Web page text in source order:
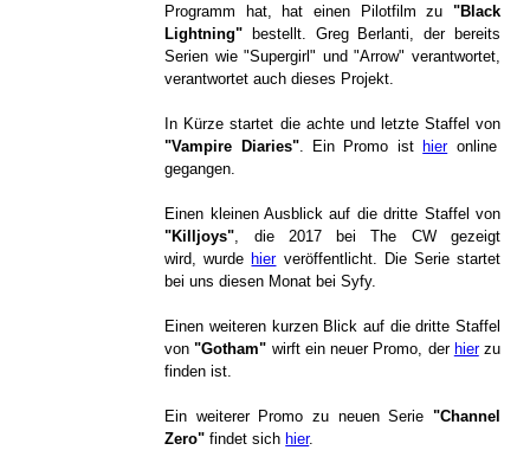
Programm hat, hat einen Pilotfilm zu "Black
Lightning" bestellt. Greg Berlanti, der bereits
Serien wie "Supergirl" und "Arrow" verantwortet,
verantwortet auch dieses Projekt.
In Kürze startet die achte und letzte Staffel von
"Vampire Diaries". Ein Promo isthieronline
gegangen.
Einen kleinen Ausblick auf die dritte Staffel von
"Killjoys" , die 2017 bei The CW gezeigt
wird, wurde hierveröffentlicht. Die Serie startet
bei uns diesen Monat bei Syfy.
Einen weiteren kurzen Blick auf die dritte Staffel
von"Gotham" wirft ein neuer Promo, der hierzu
finden ist.
Ein weiterer Promo zu neuen Serie "Channel
Zero" findet sich hier.